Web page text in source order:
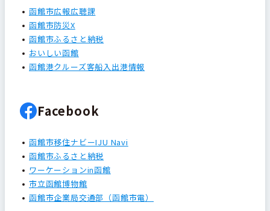
函館市広報広聴課
函館市防災X
函館市ふるさと納税
おいしい函館
函館港クルーズ客船入出港情報
Facebook
函館市移住ナビーIJU Navi
函館市ふるさと納税
ワーケーションin函館
市立函館博物館
函館市企業局交通部（函館市電）